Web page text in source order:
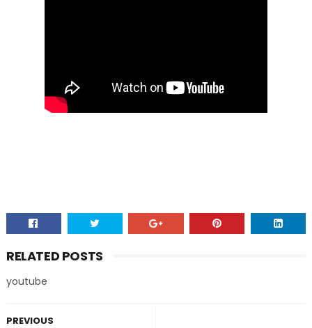
RELATED POSTS
youtube
PREVIOUS